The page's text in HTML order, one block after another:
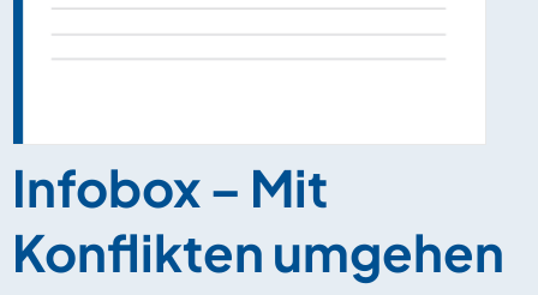
Infobox – Mit
Konflikten umgehen